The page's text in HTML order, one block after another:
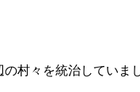
村々を統治していまし